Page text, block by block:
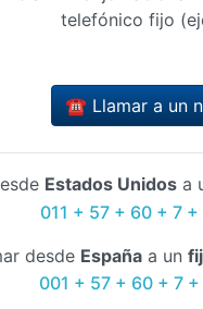
telefónico fijo
☎️ Llamar a un
Estados Unidos a
011 + 57 + 60 + 7
desde Españaa un
001 + 57 + 60 + 7